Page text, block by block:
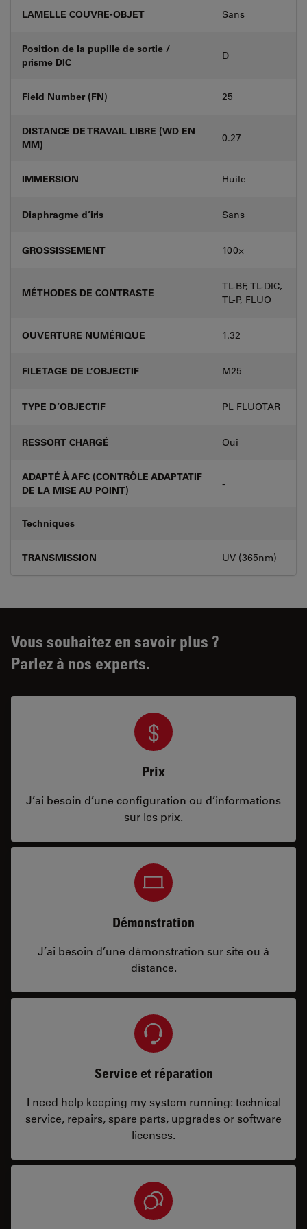
LAMELLE COUVRE-OBJET Sans
Position de la pupille de sortie /
prisme DIC
D
Field Number (FN) 25
DISTANCE DE TRAVAIL LIBRE (WD EN
MM)
0.27
IMMERSION Huile
Diaphragme d’iris Sans
GROSSISSEMENT 100⨉
MÉTHODES DE CONTRASTE
TL-BF, TL-DIC,
TL-P, FLUO
OUVERTURE NUMÉRIQUE 1.32
FILETAGE DE L’OBJECTIF M25
TYPE D’OBJECTIF PL FLUOTAR
RESSORT CHARGÉ Oui
ADAPTÉ À AFC (CONTRÔLE ADAPTATIF
DE LA MISE AU POINT)
-
Techniques
TRANSMISSION UV (365nm)
Vous souhaitez en savoir plus ?
Parlez à nos experts.
Prix
J’ai besoin d’une configuration ou d’informations
sur les prix.
Démonstration
J’ai besoin d’une démonstration sur site ou à
distance.
Service et réparation
I need help keeping my system running: technical
service, repairs, spare parts, upgrades or software
licenses.